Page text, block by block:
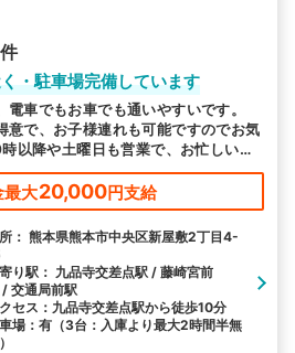
件
・駐車場完備しています
車でもお車でも通いやすいです。
意で、お子様連れも可能ですのでお気
以降や土曜日も営業で、お忙しい方
のお越しをお待ちしております。
最大20,000円支給
： 熊本県熊本市中央区新屋敷2丁目4-
り駅： 九品寺交差点駅 / 藤崎宮前
交通局前駅
セス：九品寺交差点駅から徒歩10分
場：有（3台：入庫より最大2時間半無